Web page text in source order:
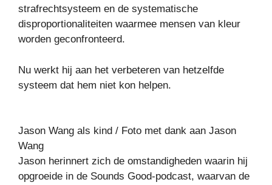
strafrechtsysteem en de systematische
disproportionaliteiten waarmee mensen van kleur
worden geconfronteerd.
Nu werkt hij aan het verbeteren van hetzelfde
systeem dat hem niet kon helpen.
Jason Wang als kind / Foto met dank aan Jason
Wang
Jason herinnert zich de omstandigheden waarin hij
opgroeide in de Sounds Good-podcast, waarvan de